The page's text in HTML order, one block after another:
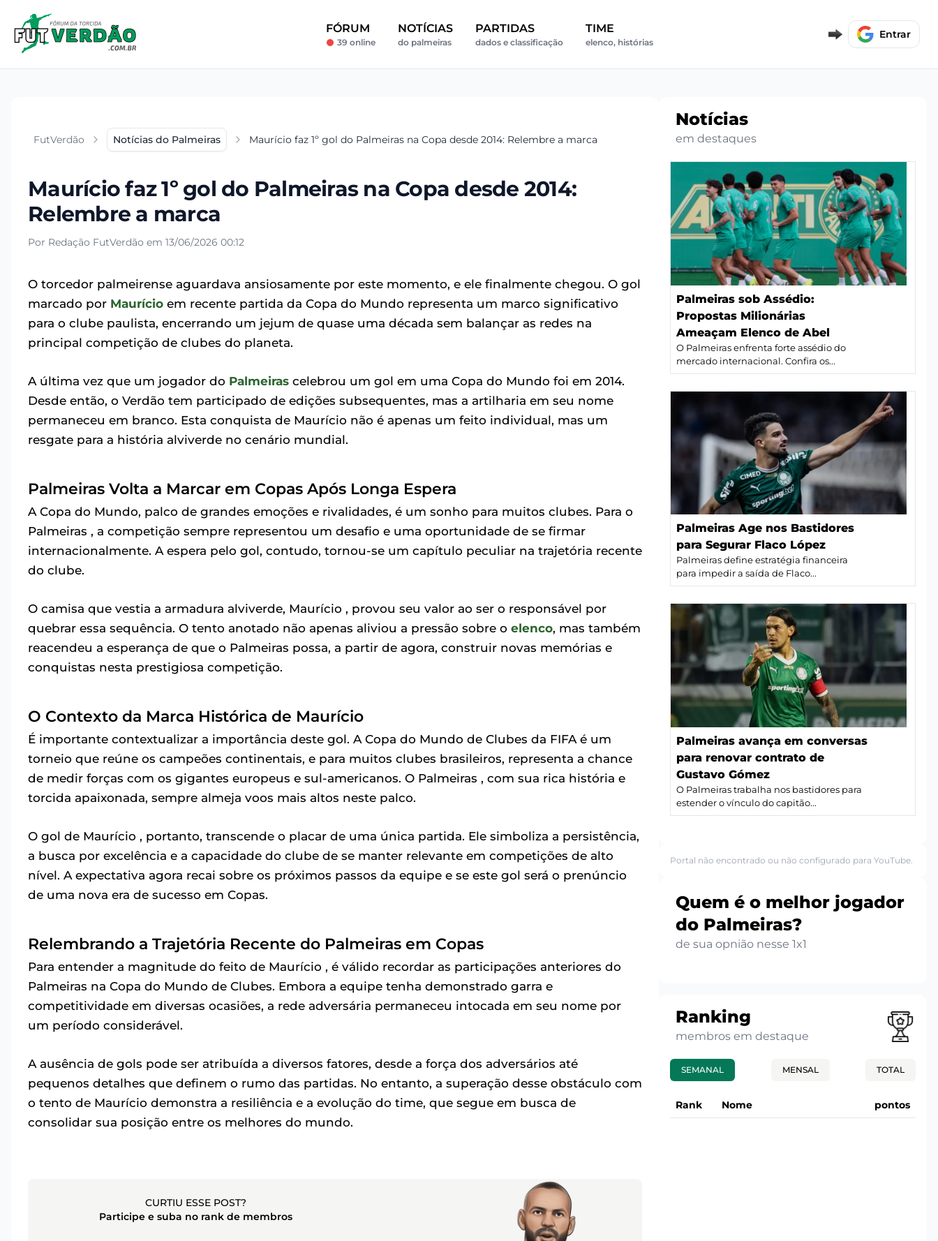
FÓRUM
39 online
NOTÍCIAS
do palmeiras
PARTIDAS
dados e classificação
TIME
elenco, histórias
Entrar
FutVerdão Notícias do Palmeiras Maurício faz 1º gol do Palmeiras na Copa desde 2014: Relembre a marca
Maurício faz 1º gol do Palmeiras na Copa desde 2014:
Relembre a marca
Por Redação FutVerdão em 13/06/2026 00:12
O torcedor palmeirense aguardava ansiosamente por este momento, e ele finalmente chegou. O gol
marcado por Maurício em recente partida da Copa do Mundo representa um marco significativo
para o clube paulista, encerrando um jejum de quase uma década sem balançar as redes na
principal competição de clubes do planeta.
A última vez que um jogador do Palmeiras celebrou um gol em uma Copa do Mundo foi em 2014.
Desde então, o Verdão tem participado de edições subsequentes, mas a artilharia em seu nome
permaneceu em branco. Esta conquista de Maurício não é apenas um feito individual, mas um
resgate para a história alviverde no cenário mundial.
Palmeiras Volta a Marcar em Copas Após Longa Espera
A Copa do Mundo, palco de grandes emoções e rivalidades, é um sonho para muitos clubes. Para o
Palmeiras , a competição sempre representou um desafio e uma oportunidade de se firmar
internacionalmente. A espera pelo gol, contudo, tornou-se um capítulo peculiar na trajetória recente
do clube.
O camisa que vestia a armadura alviverde, Maurício , provou seu valor ao ser o responsável por
quebrar essa sequência. O tento anotado não apenas aliviou a pressão sobre o elenco, mas também
reacendeu a esperança de que o Palmeiras possa, a partir de agora, construir novas memórias e
conquistas nesta prestigiosa competição.
O Contexto da Marca Histórica de Maurício
É importante contextualizar a importância deste gol. A Copa do Mundo de Clubes da FIFA é um
torneio que reúne os campeões continentais, e para muitos clubes brasileiros, representa a chance
de medir forças com os gigantes europeus e sul-americanos. O Palmeiras , com sua rica história e
torcida apaixonada, sempre almeja voos mais altos neste palco.
O gol de Maurício , portanto, transcende o placar de uma única partida. Ele simboliza a persistência,
a busca por excelência e a capacidade do clube de se manter relevante em competições de alto
nível. A expectativa agora recai sobre os próximos passos da equipe e se este gol será o prenúncio
de uma nova era de sucesso em Copas.
Relembrando a Trajetória Recente do Palmeiras em Copas
Para entender a magnitude do feito de Maurício , é válido recordar as participações anteriores do
Palmeiras na Copa do Mundo de Clubes. Embora a equipe tenha demonstrado garra e
competitividade em diversas ocasiões, a rede adversária permaneceu intocada em seu nome por
um período considerável.
A ausência de gols pode ser atribuída a diversos fatores, desde a força dos adversários até
pequenos detalhes que definem o rumo das partidas. No entanto, a superação desse obstáculo com
o tento de Maurício demonstra a resiliência e a evolução do time, que segue em busca de
consolidar sua posição entre os melhores do mundo.
CURTIU ESSE POST?
Participe e suba no rank de membros
Notícias
em destaques
Palmeiras sob Assédio:
Propostas Milionárias
Ameaçam Elenco de Abel
O Palmeiras enfrenta forte assédio do
mercado internacional. Confira os...
Palmeiras Age nos Bastidores
para Segurar Flaco López
Palmeiras define estratégia financeira
para impedir a saída de Flaco...
Palmeiras avança em conversas
para renovar contrato de
Gustavo Gómez
O Palmeiras trabalha nos bastidores para
estender o vínculo do capitão...
Portal não encontrado ou não configurado para YouTube.
Quem é o melhor jogador
do Palmeiras?
de sua opnião nesse 1x1
Ranking
membros em destaque
SEMANAL MENSAL TOTAL
Rank Nome pontos